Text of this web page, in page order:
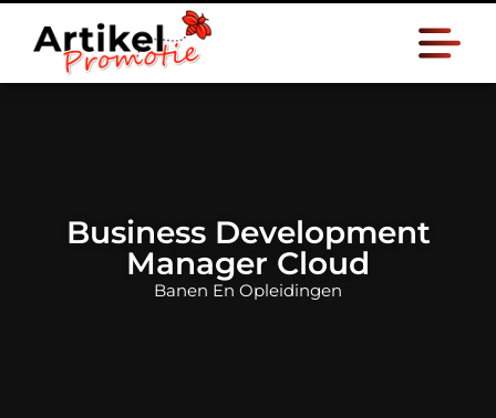
Business Development
Manager Cloud
Banen En Opleidingen